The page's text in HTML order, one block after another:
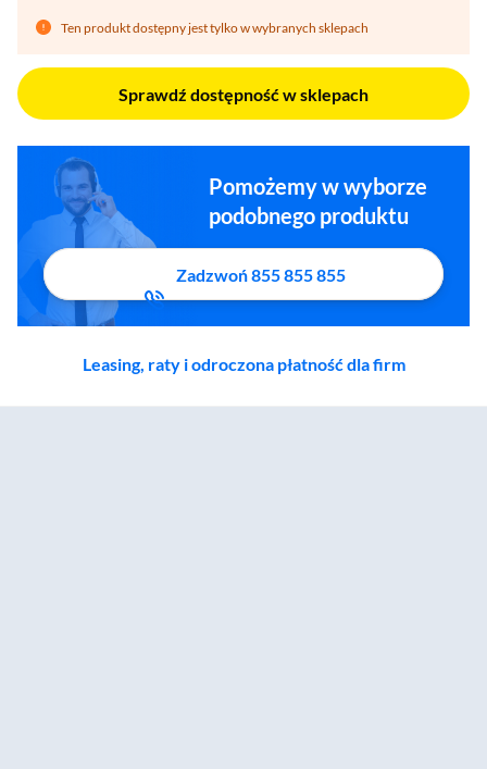
Ten produkt dostępny jest tylko w wybranych sklepach
Sprawdź dostępność w sklepach
Pomożemy w wyborze
podobnego produktu
Zadzwoń 855 855 855
Leasing, raty i odroczona płatność dla firm